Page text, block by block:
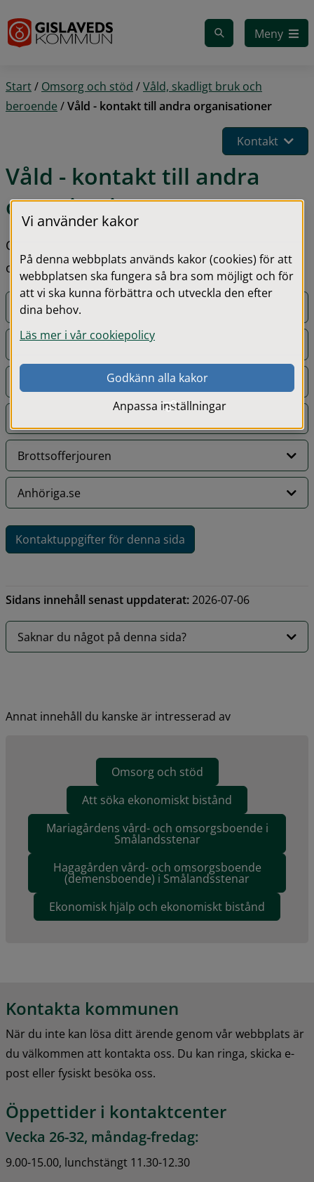
Meny
Start/ Omsorg och stöd /Våld, skadligt bruk och
beroende /Våld - kontakt till andra organisationer
Kontakt
Våld - kontakt till andra
organisationer
Om du är våldsutsatt kan du vända dig till andra
organisationer för hjälp eller stöd.
Kvinnofridslinjen
Stödlinjen för män
Hedersförtryck (hedersfortryck.se)
Brottsofferjouren
Anhöriga.se
Kontaktuppgifter för denna sida
Sidans innehåll senast uppdaterat:2026-07-06
Saknar du något på denna sida?
Annat innehåll du kanske är intresserad av
Omsorg och stöd
Att söka ekonomiskt bistånd
Mariagårdens vård- och omsorgsboende i
Smålandsstenar
Hagagården vård- och omsorgsboende
(demensboende) i Smålandsstenar
Ekonomisk hjälp och ekonomiskt bistånd
Kontakta kommunen
När du inte kan lösa ditt ärende genom vår webbplats är
du välkommen att kontakta oss. Du kan ringa, skicka e-
post eller fysiskt besöka oss.
Öppettider i kontaktcenter
Vecka 26-32, måndag-fredag:
9.00-15.00, lunchstängt 11.30-12.30
Vi använder kakor
På denna webbplats används kakor (cookies) för att
webbplatsen ska fungera så bra som möjligt och för
att vi ska kunna förbättra och utveckla den efter
dina behov.
Läs mer i vår cookiepolicy
Godkänn alla kakor
Anpassa inställningar